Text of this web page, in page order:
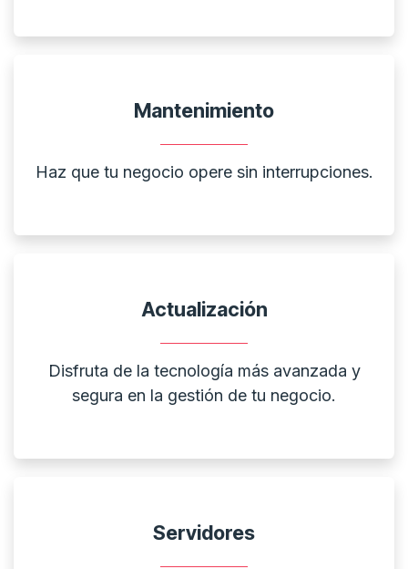
Servidores
Mantenimiento
Haz que tu negocio opere sin interrupciones.
Actualización
Disfruta de la tecnología más avanzada y
segura en la gestión de tu negocio.